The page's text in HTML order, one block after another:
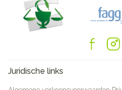
Juridische links